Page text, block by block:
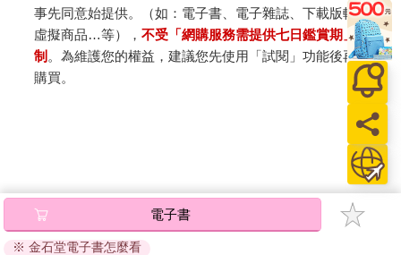
事先同意始提供。（如：電子書、電子雜誌、下載版軟體、
虛擬商品…等），不受「網購服務需提供七日鑑賞期」的限
制 。為維護您的權益，建議您先使用「試閱」功能後再付款
購買。
電子書
※ 金石堂電子書怎麼看